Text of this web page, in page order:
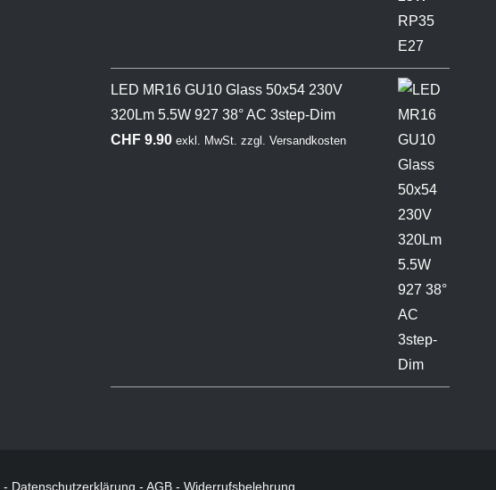
LED MR16 GU10 Glass 50x54 230V
320Lm 5.5W 927 38° AC 3step-Dim
CHF9.90 exkl. MwSt. zzgl. Versandkosten
- Datenschutzerklärung - AGB- Widerrufsbelehrung